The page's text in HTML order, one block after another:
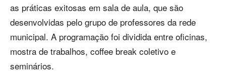
as práticas exitosas em sala de aula, que são
desenvolvidas pelo grupo de professores da rede
municipal. A programação foi dividida entre oficinas,
mostra de trabalhos, coffee break coletivo e
seminários.